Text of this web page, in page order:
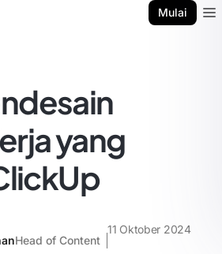
Mulai
yang
Head of Content
11 Oktober 2024